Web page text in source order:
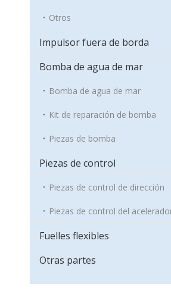
Otros
Impulsor fuera de borda
Bomba de agua de mar
Bomba de agua de mar
Kit de reparación de bomba
Piezas de bomba
Piezas de control
Piezas de control de dirección
Piezas de control del
Fuelles flexibles
Otras partes